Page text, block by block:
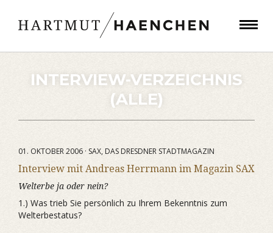
INTERVIEW-VERZEICHNIS
(ALLE)
01. OKTOBER 2006 · SAX, DAS DRESDNER STADTMAGAZIN
Interview mit Andreas Herrmann im Magazin SAX
Welterbe ja oder nein?
1.) Was trieb Sie persönlich zu Ihrem Bekenntnis zum
Welterbestatus?